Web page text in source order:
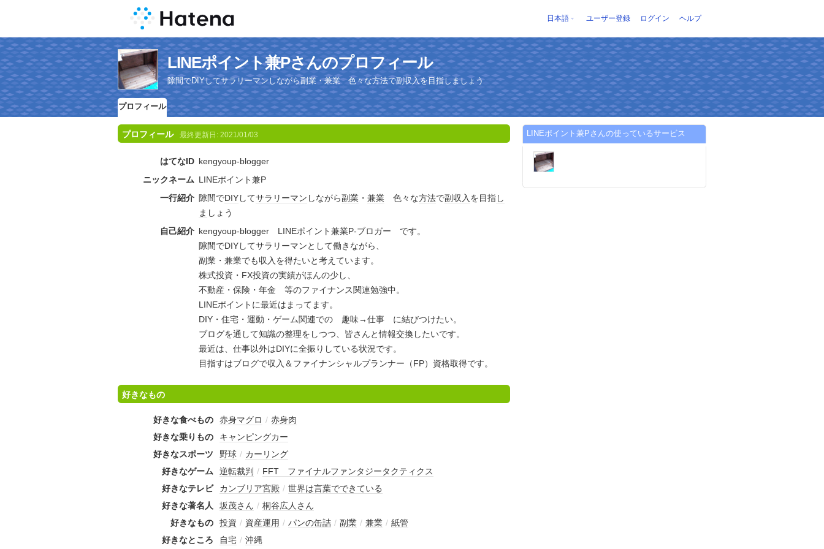
日本語 ユーザー登録 ログイン ヘルプ
LINEポイント兼Pさんのプロフィール
隙間でDIYしてサラリーマンしながら副業・兼業 色々な方法で副収入を目指しましょう
プロフィール
プロフィール 最終更新日: 2021/01/03
はてなID kengyoup-blogger
ニックネーム LINEポイント兼P
一行紹介 隙間でDIYしてサラリーマン しながら副業 ・ 兼業 色々な方法で副収入を目指し
ま しょう
自己紹介 kengyoup-blogger LINEポイント兼業P-ブロガー です。
隙間でDIYしてサラリーマンとして働きながら、
副業・兼業でも収入を得たいと考えています。
株式投資・FX投資の実績がほんの少し、
不動産・保険・年金 等のファイナンス関連勉強中。
LINEポイントに最近はまってます。
DIY・住宅・運動・ゲーム関連での 趣味→仕事 に結びつけたい。
ブログを通して知識の整理をしつつ、皆さんと情報交換したいです。
最近は、仕事以外はDIYに全振りしている状況です。
目指すはブログで収入＆ファイナンシャルプランナー（FP）資格取得です。
好きなもの
好きな食べもの 赤身マグロ / 赤身肉
好きな乗りもの
キャンピングカー
好きなスポーツ
野球 / カーリング
好きなゲーム
逆転裁判 / FFT ファイナルファンタジータクティクス
好きなテレビ
カンブリア宮殿 / 世界は言葉でできている
好きな著名人
坂茂さん / 桐谷広人さん
好きなもの
投資 / 資産運用 / パンの缶詰 / 副業 / 兼業 / 紙管
好きなところ
自宅 / 沖縄
LINEポイント兼Pさんの使っているサービス